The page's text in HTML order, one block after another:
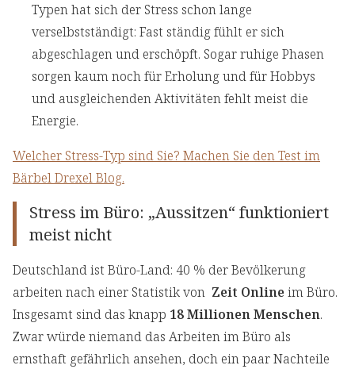
Typen hat sich der Stress schon lange
verselbstständigt: Fast ständig fühlt er sich
abgeschlagen und erschöpft. Sogar ruhige Phasen
sorgen kaum noch für Erholung und für Hobbys
und ausgleichenden Aktivitäten fehlt meist die
Energie.
Welcher Stress-Typ sind Sie? Machen Sie den Test im
Bärbel Drexel Blog.
Stress im Büro: „Aussitzen“ funktioniert
meist nicht
Deutschland ist Büro-Land: 40 % der Bevölkerung
arbeiten nach einer Statistik von Zeit Onlineim Büro.
Insgesamt sind das knapp 18 Millionen Menschen.
Zwar würde niemand das Arbeiten im Büro als
ernsthaft gefährlich ansehen, doch ein paar Nachteile